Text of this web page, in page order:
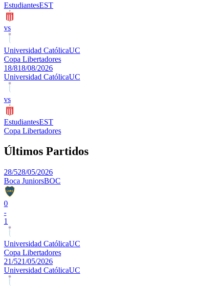
EstudiantesEST
vs
Universidad CatólicaUC
Copa Libertadores
18/818/08/2026
Universidad CatólicaUC
vs
EstudiantesEST
Copa Libertadores
Últimos Partidos
28/528/05/2026
Boca JuniorsBOC
0
-
1
Universidad CatólicaUC
Copa Libertadores
21/521/05/2026
Universidad CatólicaUC